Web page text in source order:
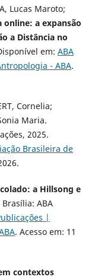
Lucas Maroto;
a expansão
a Distância no
em: ABA
- ABA.
Cornelia;
Maria.
2025.
Brasileira de
a Hillsong e
Brasília: ABA
|
. Acesso em: 11
contextos